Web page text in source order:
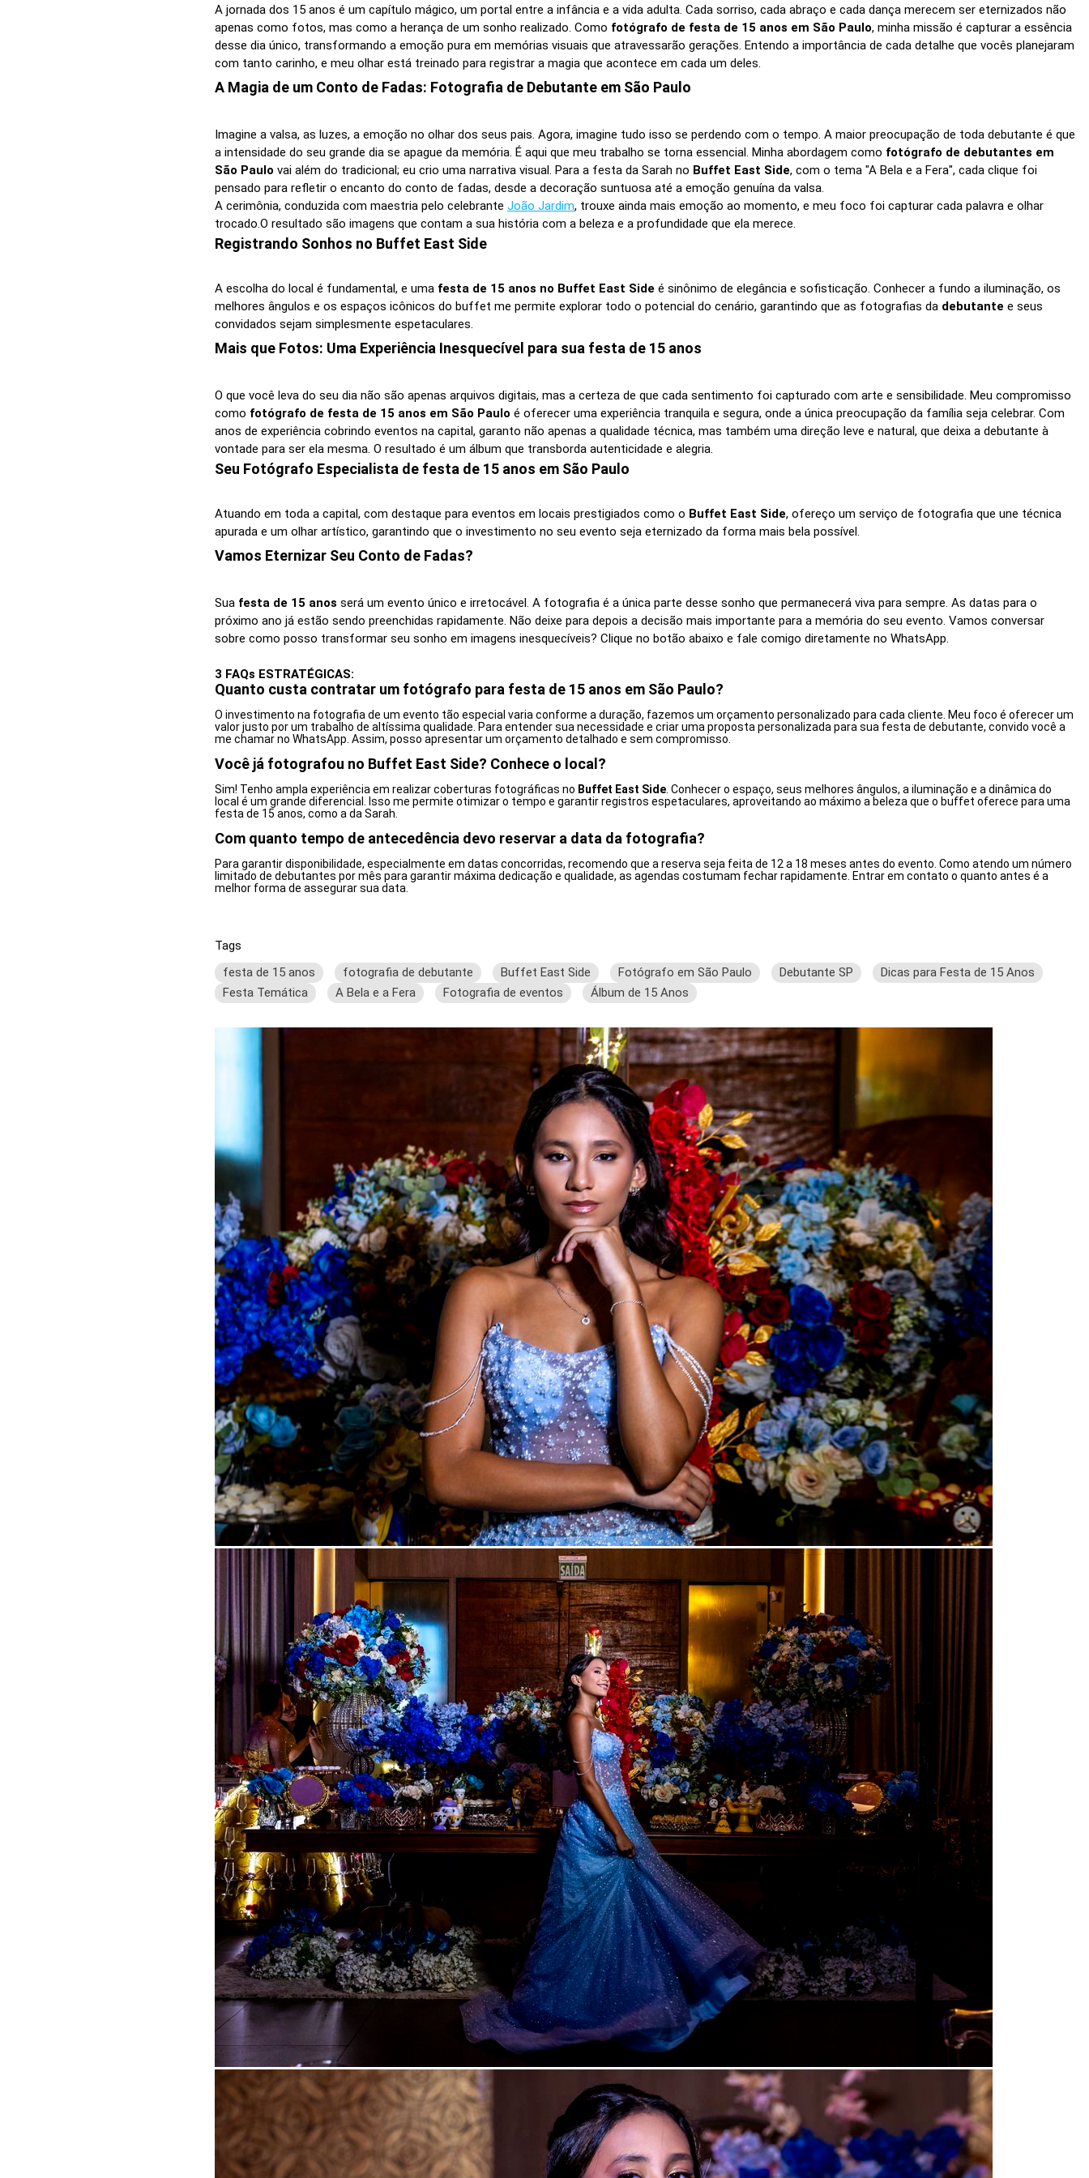
A jornada dos 15 anos é um capítulo mágico, um portal entre a infância e a vida adulta. Cada sorriso, cada abraço e cada dança merecem ser eternizados não
apenas como fotos, mas como a herança de um sonho realizado. Como fotógrafo de festa de 15 anos em São Paulo, minha missão é capturar a essência
desse dia único, transformando a emoção pura em memórias visuais que atravessarão gerações. Entendo a importância de cada detalhe que vocês planejaram
com tanto carinho, e meu olhar está treinado para registrar a magia que acontece em cada um deles.
A Magia de um Conto de Fadas: Fotografia de Debutante em São Paulo
Imagine a valsa, as luzes, a emoção no olhar dos seus pais. Agora, imagine tudo isso se perdendo com o tempo. A maior preocupação de toda debutante é que
a intensidade do seu grande dia se apague da memória. É aqui que meu trabalho se torna essencial. Minha abordagem como fotógrafo de debutantes em
São Paulo vai além do tradicional; eu crio uma narrativa visual. Para a festa da Sarah no Buffet East Side, com o tema "A Bela e a Fera", cada clique foi
pensado para refletir o encanto do conto de fadas, desde a decoração suntuosa até a emoção genuína da valsa.
A cerimônia, conduzida com maestria pelo celebrante João Jardim, trouxe ainda mais emoção ao momento, e meu foco foi capturar cada palavra e olhar
trocado.O resultado são imagens que contam a sua história com a beleza e a profundidade que ela merece.
Registrando Sonhos no Buffet East Side
A escolha do local é fundamental, e uma festa de 15 anos no Buffet East Side é sinônimo de elegância e sofisticação. Conhecer a fundo a iluminação, os
melhores ângulos e os espaços icônicos do buffet me permite explorar todo o potencial do cenário, garantindo que as fotografias da debutante e seus
convidados sejam simplesmente espetaculares.
Mais que Fotos: Uma Experiência Inesquecível para sua festa de 15 anos
O que você leva do seu dia não são apenas arquivos digitais, mas a certeza de que cada sentimento foi capturado com arte e sensibilidade. Meu compromisso
como fotógrafo de festa de 15 anos em São Paulo é oferecer uma experiência tranquila e segura, onde a única preocupação da família seja celebrar. Com
anos de experiência cobrindo eventos na capital, garanto não apenas a qualidade técnica, mas também uma direção leve e natural, que deixa a debutante à
vontade para ser ela mesma. O resultado é um álbum que transborda autenticidade e alegria.
Seu Fotógrafo Especialista de festa de 15 anos em São Paulo
Atuando em toda a capital, com destaque para eventos em locais prestigiados como o Buffet East Side, ofereço um serviço de fotografia que une técnica
apurada e um olhar artístico, garantindo que o investimento no seu evento seja eternizado da forma mais bela possível.
Vamos Eternizar Seu Conto de Fadas?
Sua festa de 15 anos será um evento único e irretocável. A fotografia é a única parte desse sonho que permanecerá viva para sempre. As datas para o
próximo ano já estão sendo preenchidas rapidamente. Não deixe para depois a decisão mais importante para a memória do seu evento. Vamos conversar
sobre como posso transformar seu sonho em imagens inesquecíveis? Clique no botão abaixo e fale comigo diretamente no WhatsApp.
3 FAQs ESTRATÉGICAS:
Quanto custa contratar um fotógrafo para festa de 15 anos em São Paulo?
O investimento na fotografia de um evento tão especial varia conforme a duração, fazemos um orçamento personalizado para cada cliente. Meu foco é oferecer um
valor justo por um trabalho de altíssima qualidade. Para entender sua necessidade e criar uma proposta personalizada para sua festa de debutante, convido você a
me chamar no WhatsApp. Assim, posso apresentar um orçamento detalhado e sem compromisso.
Você já fotografou no Buffet East Side? Conhece o local?
Sim! Tenho ampla experiência em realizar coberturas fotográficas no Buffet East Side . Conhecer o espaço, seus melhores ângulos, a iluminação e a dinâmica do
local é um grande diferencial. Isso me permite otimizar o tempo e garantir registros espetaculares, aproveitando ao máximo a beleza que o buffet oferece para uma
festa de 15 anos, como a da Sarah.
Com quanto tempo de antecedência devo reservar a data da fotografia?
Para garantir disponibilidade, especialmente em datas concorridas, recomendo que a reserva seja feita de 12 a 18 meses antes do evento. Como atendo um número
limitado de debutantes por mês para garantir máxima dedicação e qualidade, as agendas costumam fechar rapidamente. Entrar em contato o quanto antes é a
melhor forma de assegurar sua data.
Tags
festa de 15 anos
fotografia de debutante Buffet East Side Fotógrafo em São Paulo Debutante SP
Dicas para Festa de 15 Anos
Festa Temática
A Bela e a Fera Fotografia de eventos Álbum de 15 Anos